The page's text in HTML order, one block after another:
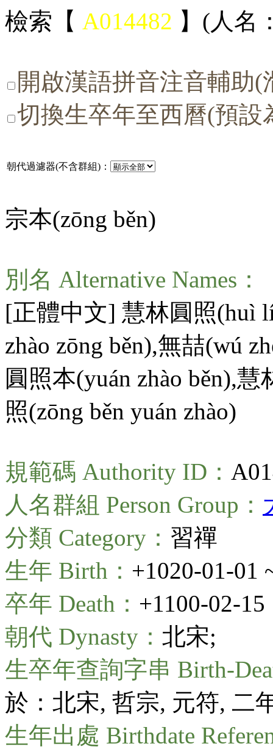
檢索【 A014482 】(人名
開啟漢語拼音注音輔助
切換生卒年至西曆(預設
朝代過濾器(不含群組)：
宗本(zōng běn)
別名 Alternative Names：
[正體中文] 慧林圓照(huì
zhào zōng běn),無喆(wú
圓照本(yuán zhào běn),慧
照(zōng běn yuán zhào)
規範碼 Authority ID：
人名群組 Person Group：
分類 Category： 習禪
生年 Birth： +1020-01-01
卒年 Death： +1100-02-15
朝代 Dynasty： 北宋;
生卒年查詢字串 Birth-
於：北宋, 哲宗, 元符, 二
生年出處 Birthdate